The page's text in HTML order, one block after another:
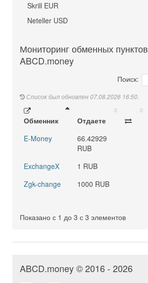
Skrill EUR
Neteller USD
Мониторинг обменных пунктов
ABCD.money
Поиск:
Список был обновлен 07.08.2026 16:50.
Обменник Отдаете
E-Money
66.42929
RUB
ExchangeX 1 RUB
Zgk-change
1000 RUB
Показано с 1 до 3 с 3 элементов
ABCD.money © 2016 - 2026